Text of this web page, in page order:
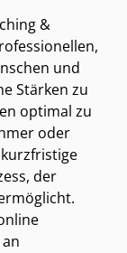
&
und
Stärken zu
optimal zu
oder
der